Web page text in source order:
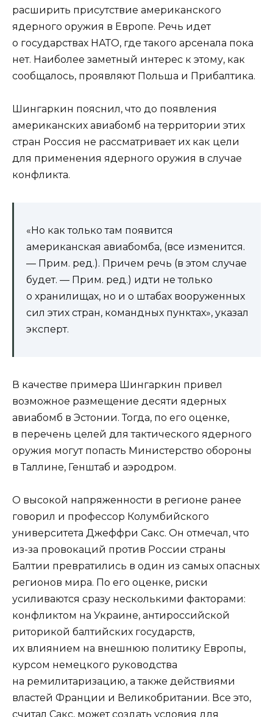
расширить присутствие американского
ядерного оружия в Европе. Речь идет
о государствах НАТО, где такого арсенала пока
нет. Наиболее заметный интерес к этому, как
сообщалось, проявляют Польша и Прибалтика.
Шингаркин пояснил, что до появления
американских авиабомб на территории этих
стран Россия не рассматривает их как цели
для применения ядерного оружия в случае
конфликта.
«Но как только там появится
американская авиабомба, (все изменится.
— Прим. ред.). Причем речь (в этом случае
будет. — Прим. ред.) идти не только
о хранилищах, но и о штабах вооруженных
сил этих стран, командных пунктах», указал
эксперт.
В качестве примера Шингаркин привел
возможное размещение десяти ядерных
авиабомб в Эстонии. Тогда, по его оценке,
в перечень целей для тактического ядерного
оружия могут попасть Министерство обороны
в Таллине, Генштаб и аэродром.
О высокой напряженности в регионе ранее
говорил и профессор Колумбийского
университета Джеффри Сакс. Он отмечал, что
из-за провокаций против России страны
Балтии превратились в один из самых опасных
регионов мира. По его оценке, риски
усиливаются сразу несколькими факторами:
конфликтом на Украине, антироссийской
риторикой балтийских государств,
их влиянием на внешнюю политику Европы,
курсом немецкого руководства
на ремилитаризацию, а также действиями
властей Франции и Великобритании. Все это,
считал Сакс, может создать условия для